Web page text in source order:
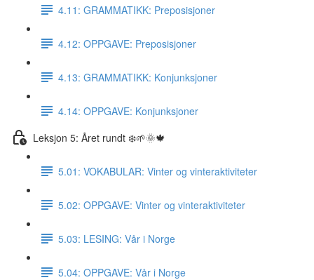
4.11: GRAMMATIKK: Preposisjoner
4.12: OPPGAVE: Preposisjoner
4.13: GRAMMATIKK: Konjunksjoner
4.14: OPPGAVE: Konjunksjoner
Leksjon 5: Året rundt ❄️🌱🌞🍁
5.01: VOKABULAR: Vinter og vinteraktiviteter
5.02: OPPGAVE: Vinter og vinteraktiviteter
5.03: LESING: Vår i Norge
5.04: OPPGAVE: Vår i Norge